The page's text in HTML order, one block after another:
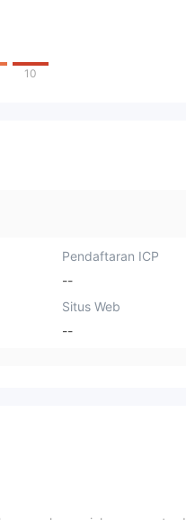
10
Pendaftaran ICP
--
Situs Web
--